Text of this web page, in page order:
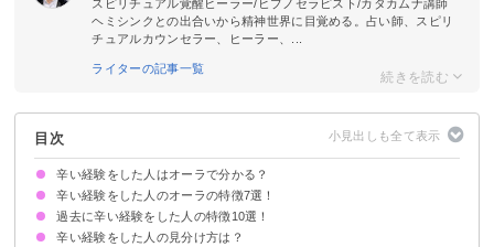
スピリチュアル覚醒ヒーラー/ヒプノセラピスト/カタカムナ講師
ヘミシンクとの出合いから精神世界に目覚める。占い師、スピリ
チュアルカウンセラー、ヒーラー、...
ライターの記事一覧
目次
辛い経験をした人はオーラで分かる？
辛い経験をした人のオーラの特徴7選！
オーラが明るい
包み込むようなオーラ
オーラから自信があふれている
オーラに落ち着きがある
オーラがくすんでいる
ポジティブなオーラ
オーラの色が緑
過去に辛い経験をした人の特徴10選！
優しい
落ち着いている
色気があり大人っぽい
顔つきが穏やか
説得力がある
前向き
真面目
謙虚
努力家
周りに感謝する
辛い経験をした人の見分け方は？